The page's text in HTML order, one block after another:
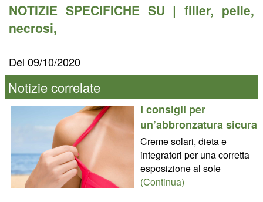
NOTIZIE SPECIFICHE SU |filler, pelle,
necrosi,
Del 09/10/2020
Notizie correlate
I consigli per
un’abbronzatura sicura
Creme solari, dieta e
integratori per una corretta
esposizione al sole
(Continua)